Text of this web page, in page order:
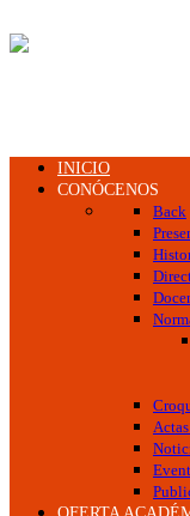
INICIO
CONÓCENOS
Back